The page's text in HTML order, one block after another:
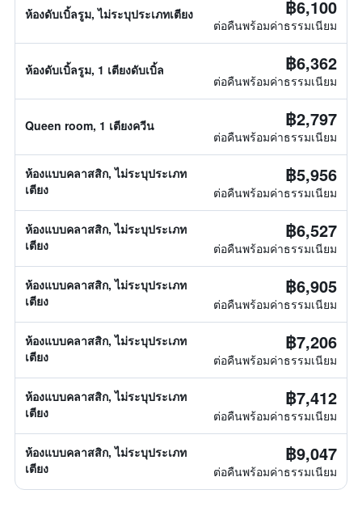
ห้องดับเบิ้ลรูม, ไม่ระบุประเภทเตียง ฿6,100
ต่อคืนพร้อมค่าธรรมเนียม
ห้องดับเบิ้ลรูม, 1 เตียงดับเบิ้ล ฿6,362
ต่อคืนพร้อมค่าธรรมเนียม
Queen room, 1 เตียงควีน ฿2,797
ต่อคืนพร้อมค่าธรรมเนียม
ห้องแบบคลาสสิก, ไม่ระบุประเภท
เตียง
฿5,956
ต่อคืนพร้อมค่าธรรมเนียม
ห้องแบบคลาสสิก, ไม่ระบุประเภท
เตียง
฿6,527
ต่อคืนพร้อมค่าธรรมเนียม
ห้องแบบคลาสสิก, ไม่ระบุประเภท
เตียง
฿6,905
ต่อคืนพร้อมค่าธรรมเนียม
ห้องแบบคลาสสิก, ไม่ระบุประเภท
เตียง
฿7,206
ต่อคืนพร้อมค่าธรรมเนียม
ห้องแบบคลาสสิก, ไม่ระบุประเภท
เตียง
฿7,412
ต่อคืนพร้อมค่าธรรมเนียม
ห้องแบบคลาสสิก, ไม่ระบุประเภท
เตียง
฿9,047
ต่อคืนพร้อมค่าธรรมเนียม